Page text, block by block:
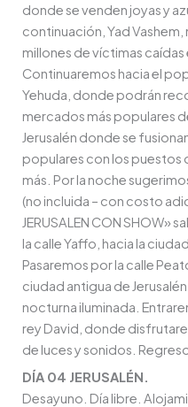
donde se venden joyas y
continuación, Yad
millones de víctimas caídas
Continuaremos hacia el
Yehuda, donde podrán
mercados más populares
Jerusalén donde se
populares con los puestos
más. Por la noche
(no incluida – con costo
JERUSALEN CON SHOW»
la calle Yaffo, hacia la
Pasaremos por la calle
ciudad antigua de
nocturna iluminada.
rey David, donde
de luces y sonidos.
DÍA 04 JERUSALÉN.
Desayuno. Día libre.